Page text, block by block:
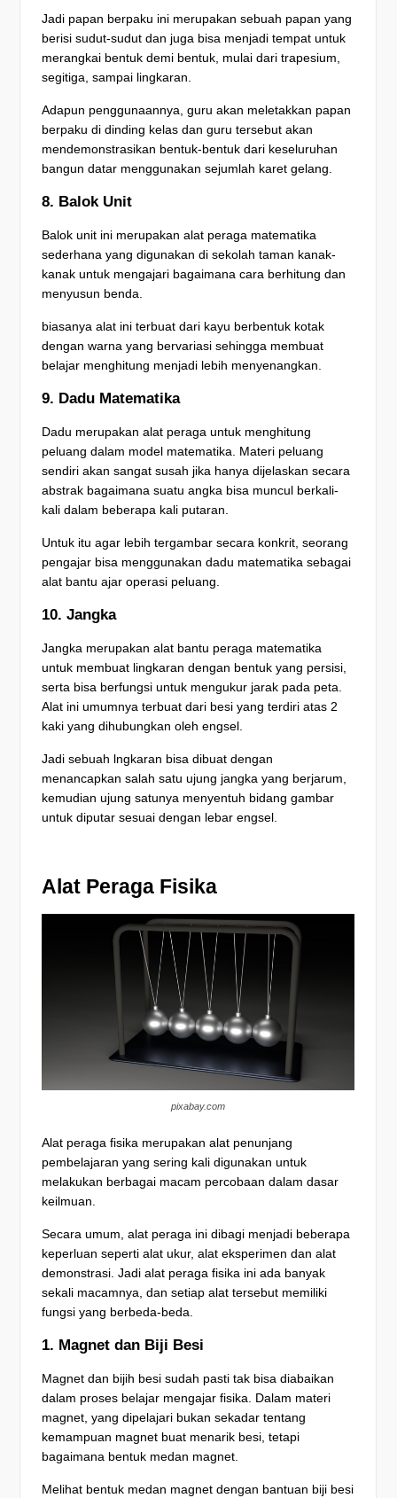
Jadi papan berpaku ini merupakan sebuah papan yang
berisi sudut-sudut dan juga bisa menjadi tempat untuk
merangkai bentuk demi bentuk, mulai dari trapesium,
segitiga, sampai lingkaran.
Adapun penggunaannya, guru akan meletakkan papan
berpaku di dinding kelas dan guru tersebut akan
mendemonstrasikan bentuk-bentuk dari keseluruhan
bangun datar menggunakan sejumlah karet gelang.
8. Balok Unit
Balok unit ini merupakan alat peraga matematika
sederhana yang digunakan di sekolah taman kanak-
kanak untuk mengajari bagaimana cara berhitung dan
menyusun benda.
biasanya alat ini terbuat dari kayu berbentuk kotak
dengan warna yang bervariasi sehingga membuat
belajar menghitung menjadi lebih menyenangkan.
9. Dadu Matematika
Dadu merupakan alat peraga untuk menghitung
peluang dalam model matematika. Materi peluang
sendiri akan sangat susah jika hanya dijelaskan secara
abstrak bagaimana suatu angka bisa muncul berkali-
kali dalam beberapa kali putaran.
Untuk itu agar lebih tergambar secara konkrit, seorang
pengajar bisa menggunakan dadu matematika sebagai
alat bantu ajar operasi peluang.
10. Jangka
Jangka merupakan alat bantu peraga matematika
untuk membuat lingkaran dengan bentuk yang persisi,
serta bisa berfungsi untuk mengukur jarak pada peta.
Alat ini umumnya terbuat dari besi yang terdiri atas 2
kaki yang dihubungkan oleh engsel.
Jadi sebuah lngkaran bisa dibuat dengan
menancapkan salah satu ujung jangka yang berjarum,
kemudian ujung satunya menyentuh bidang gambar
untuk diputar sesuai dengan lebar engsel.
Alat Peraga Fisika
pixabay.com
Alat peraga fisika merupakan alat penunjang
pembelajaran yang sering kali digunakan untuk
melakukan berbagai macam percobaan dalam dasar
keilmuan.
Secara umum, alat peraga ini dibagi menjadi beberapa
keperluan seperti alat ukur, alat eksperimen dan alat
demonstrasi. Jadi alat peraga fisika ini ada banyak
sekali macamnya, dan setiap alat tersebut memiliki
fungsi yang berbeda-beda.
1. Magnet dan Biji Besi
Magnet dan bijih besi sudah pasti tak bisa diabaikan
dalam proses belajar mengajar fisika. Dalam materi
magnet, yang dipelajari bukan sekadar tentang
kemampuan magnet buat menarik besi, tetapi
bagaimana bentuk medan magnet.
Melihat bentuk medan magnet dengan bantuan biji besi